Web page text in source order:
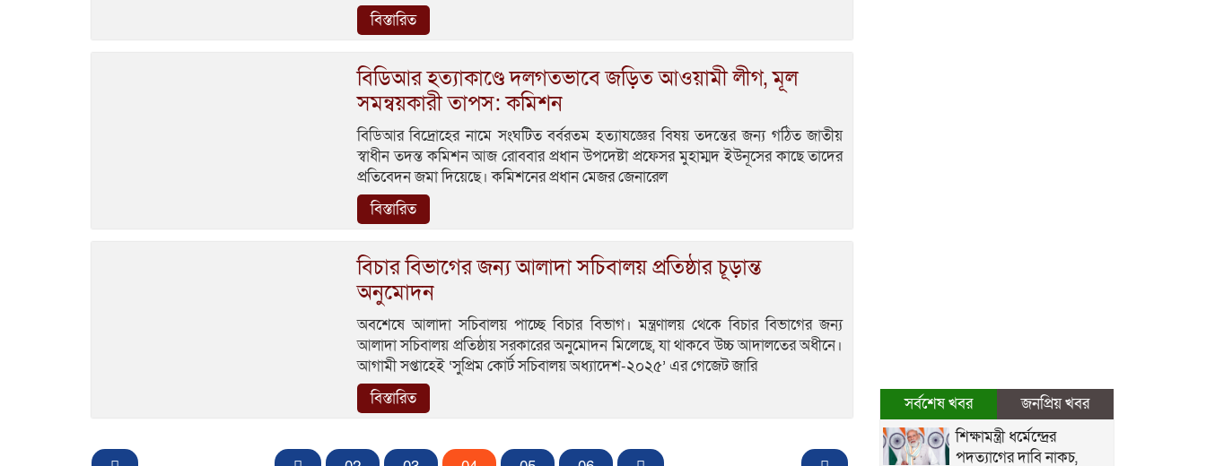
বিস্তারিত
বিডিআর হত্যাকাণ্ডে দলগতভাবে জড়িত আওয়ামী লীগ, মূল
সমন্বয়কারী তাপস: কমিশন
বিডিআর বিদ্রোহের নামে সংঘটিত বর্বরতম হত্যাযজ্ঞের বিষয় তদন্তের জন্য গঠিত জাতীয়
স্বাধীন তদন্ত কমিশন আজ রোববার প্রধান উপদেষ্টা প্রফেসর মুহাম্মদ ইউনূসের কাছে তাদের
প্রতিবেদন জমা দিয়েছে। কমিশনের প্রধান মেজর জেনারেল
বিস্তারিত
বিচার বিভাগের জন্য আলাদা সচিবালয় প্রতিষ্ঠার চূড়ান্ত
অনুমোদন
অবশেষে আলাদা সচিবালয় পাচ্ছে বিচার বিভাগ। মন্ত্রণালয় থেকে বিচার বিভাগের জন্য
আলাদা সচিবালয় প্রতিষ্ঠায় সরকারের অনুমোদন মিলেছে, যা থাকবে উচ্চ আদালতের অধীনে।
আগামী সপ্তাহেই ‘সুপ্রিম কোর্ট সচিবালয় অধ্যাদেশ-২০২৫’ এর গেজেট জারি
বিস্তারিত
সর্বশেষ খবর
জনপ্রিয় খবর
শিক্ষামন্ত্রী ধর্মেন্দ্রের
পদত্যাগের দাবি নাকচ,